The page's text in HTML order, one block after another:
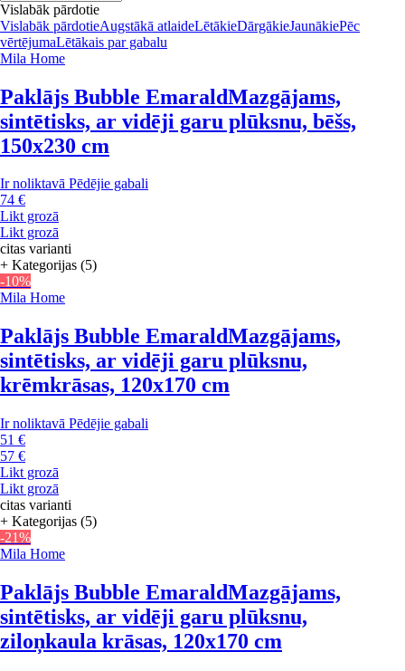
Vislabāk pārdotie
Vislabāk pārdotieAugstākā atlaideLētākieDārgākieJaunākiePēc
vērtējumaLētākais par gabalu
Mila Home
Paklājs Bubble EmaraldMazgājams,
sintētisks, ar vidēji garu plūksnu, bēšs,
150x230 cm
Ir noliktavā Pēdējie gabali
74 €
Likt grozā
Likt grozā
citas varianti
+ Kategorijas (5)
-10%
Mila Home
Paklājs Bubble EmaraldMazgājams,
sintētisks, ar vidēji garu plūksnu,
krēmkrāsas, 120x170 cm
Ir noliktavā Pēdējie gabali
51 €
57 €
Likt grozā
Likt grozā
citas varianti
+ Kategorijas (5)
-21%
Mila Home
Paklājs Bubble EmaraldMazgājams,
sintētisks, ar vidēji garu plūksnu,
ziloņkaula krāsas, 120x170 cm